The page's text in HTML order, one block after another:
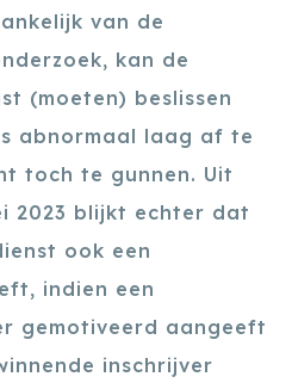
van de
kan de
(moeten) beslissen
abnormaal laag af te
toch te gunnen. Uit
2023 blijkt echter dat
ook een
indien een
gemotiveerd aangeeft
inschrijver